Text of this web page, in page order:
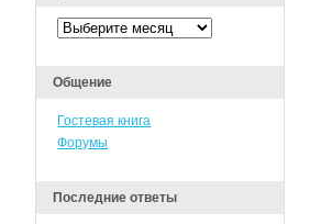
Архивы
Общение
Гостевая книга
Форумы
Последние ответы